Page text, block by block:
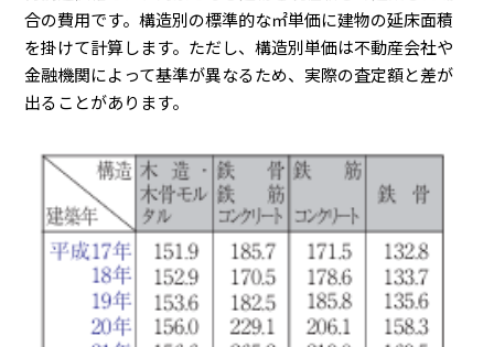
合の費用です。構造別の標準的な㎡単価に建物の延床面積
を掛けて計算します。ただし、構造別単価は不動産会社や
金融機関によって基準が異なるため、実際の査定額と差が
出ることがあります。